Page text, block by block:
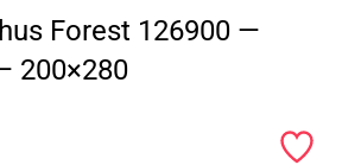
Forest 126900 —
200×280